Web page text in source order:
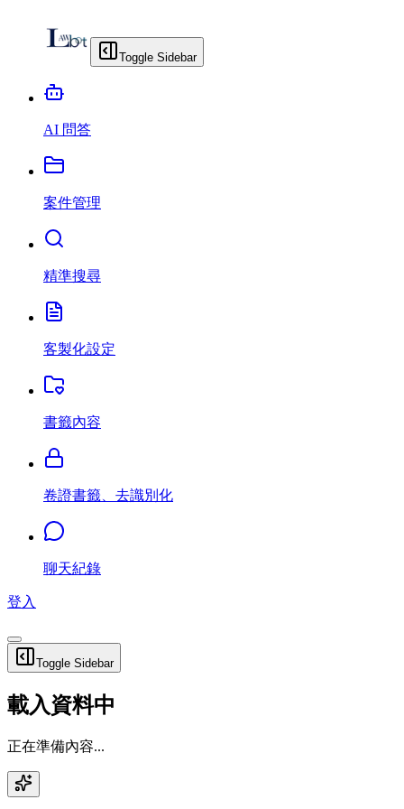
Toggle Sidebar
AI 問答
案件管理
精準搜尋
客製化設定
書籤內容
卷證書籤、去識別化
聊天紀錄
登入
Toggle Sidebar
載入資料中
正在準備內容...